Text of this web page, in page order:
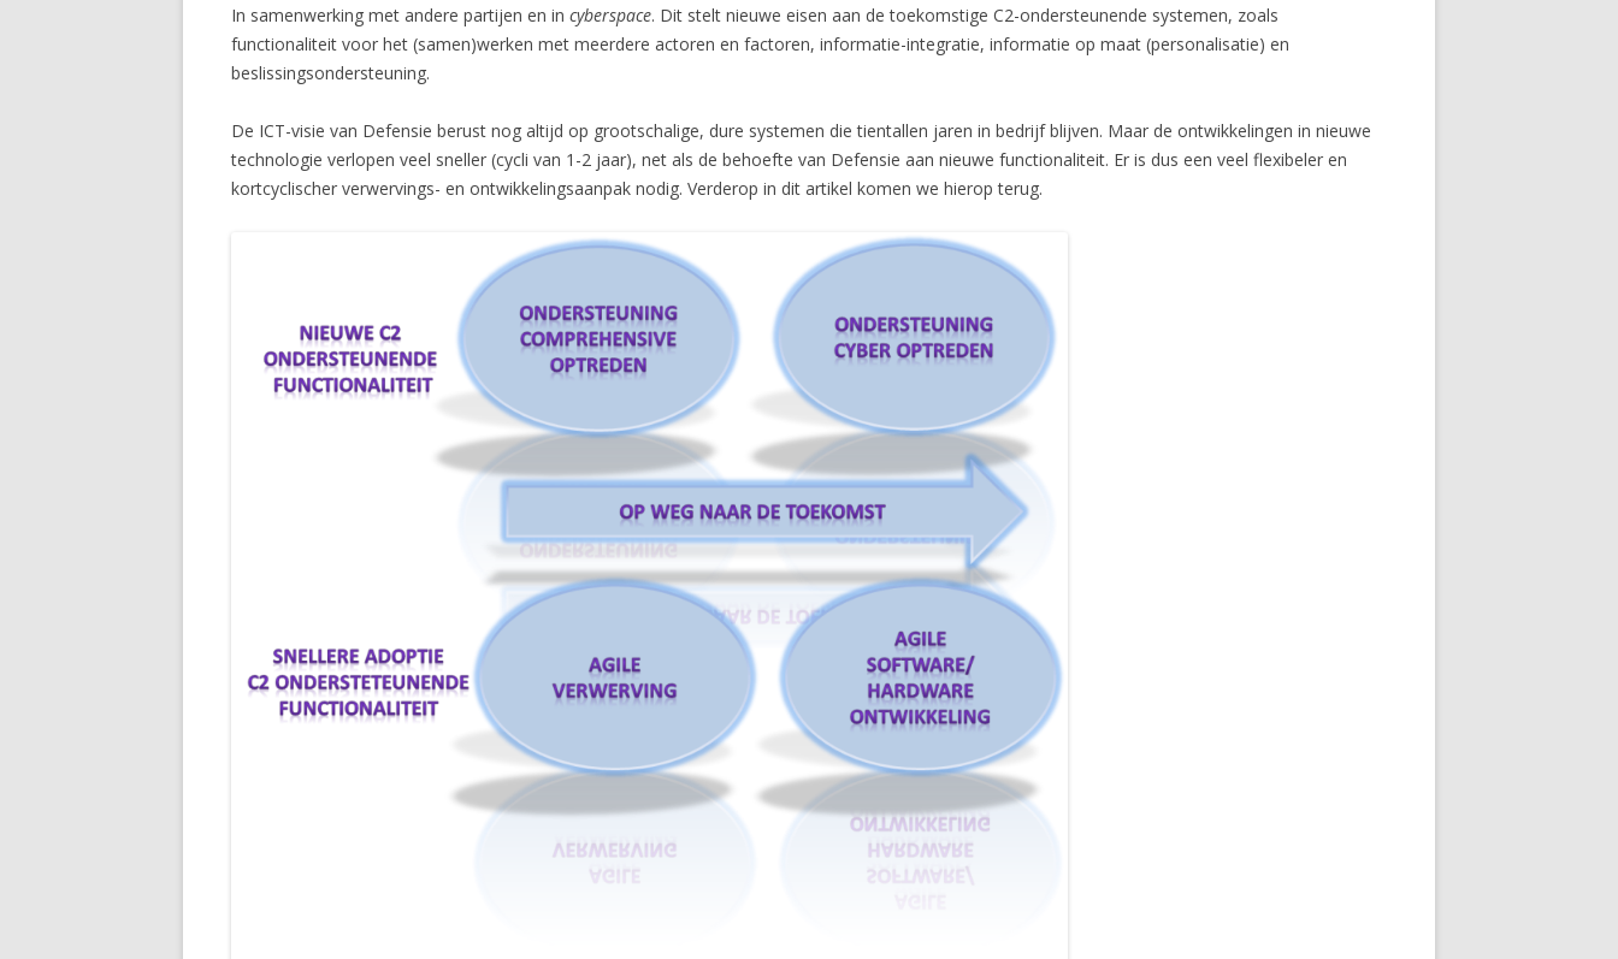
In samenwerking met andere partijen en in cyberspace. Dit stelt nieuwe eisen aan de toekomstige C2-ondersteunende systemen, zoals
functionaliteit voor het (samen)werken met meerdere actoren en factoren, informatie-integratie, informatie op maat (personalisatie) en
beslissingsondersteuning.
De ICT-visie van Defensie berust nog altijd op grootschalige, dure systemen die tientallen jaren in bedrijf blijven. Maar de ontwikkelingen in nieuwe
technologie verlopen veel sneller (cycli van 1-2 jaar), net als de behoefte van Defensie aan nieuwe functionaliteit. Er is dus een veel flexibeler en
kortcyclischer verwervings- en ontwikkelingsaanpak nodig. Verderop in dit artikel komen we hierop terug.